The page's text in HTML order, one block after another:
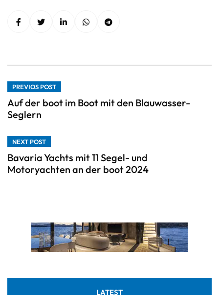
PREVIOS POST
Auf der boot im Boot mit den Blauwasser-
Seglern
NEXT POST
Bavaria Yachts mit 11 Segel- und
Motoryachten an der boot 2024
LATEST